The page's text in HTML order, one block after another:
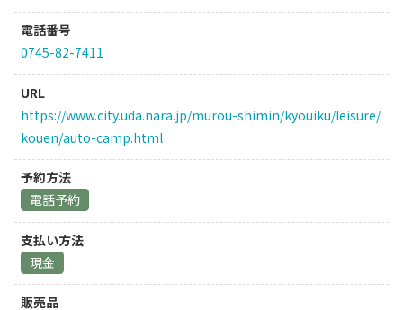
電話番号
0745-82-7411
URL
https://www.city.uda.nara.jp/murou-shimin/kyouiku/leisure/
kouen/auto-camp.html
予約方法
電話予約
支払い方法
現金
販売品